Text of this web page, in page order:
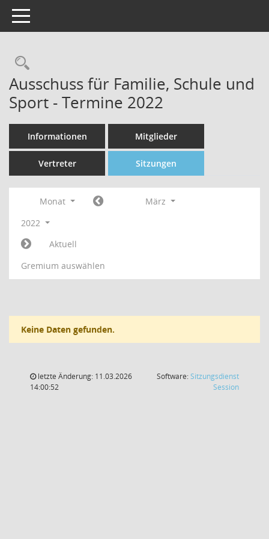
Toggle navigation
Rechercheauswahl
Ausschuss für Familie, Schule und
Sport - Termine 2022
Informationen Mitglieder
Vertreter Sitzungen
Monat
März
2022
Aktuell
Gremium auswählen
Keine Daten gefunden.
letzte Änderung: 11.03.2026
14:00:52
Software:Sitzungsdienst
Session(Wird in